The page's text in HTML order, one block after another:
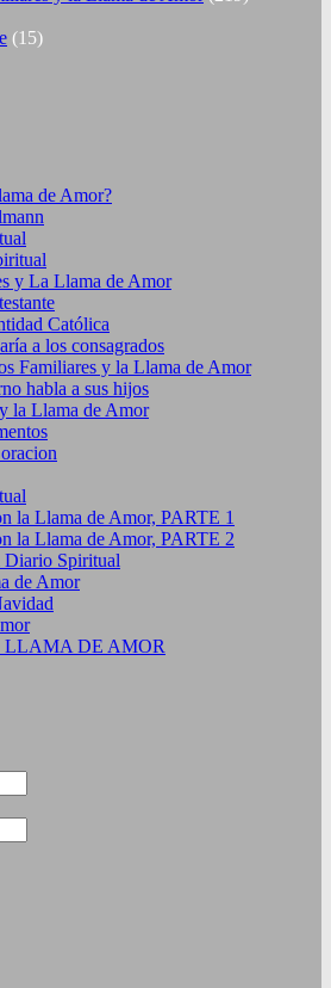
(15)
de Amor?
y La Llama de Amor
Católica
a los consagrados
Familiares y la Llama de Amor
habla a sus hijos
la Llama de Amor
la Llama de Amor, PARTE 1
la Llama de Amor, PARTE 2
Diario Spiritual
de Amor
LLAMA DE AMOR